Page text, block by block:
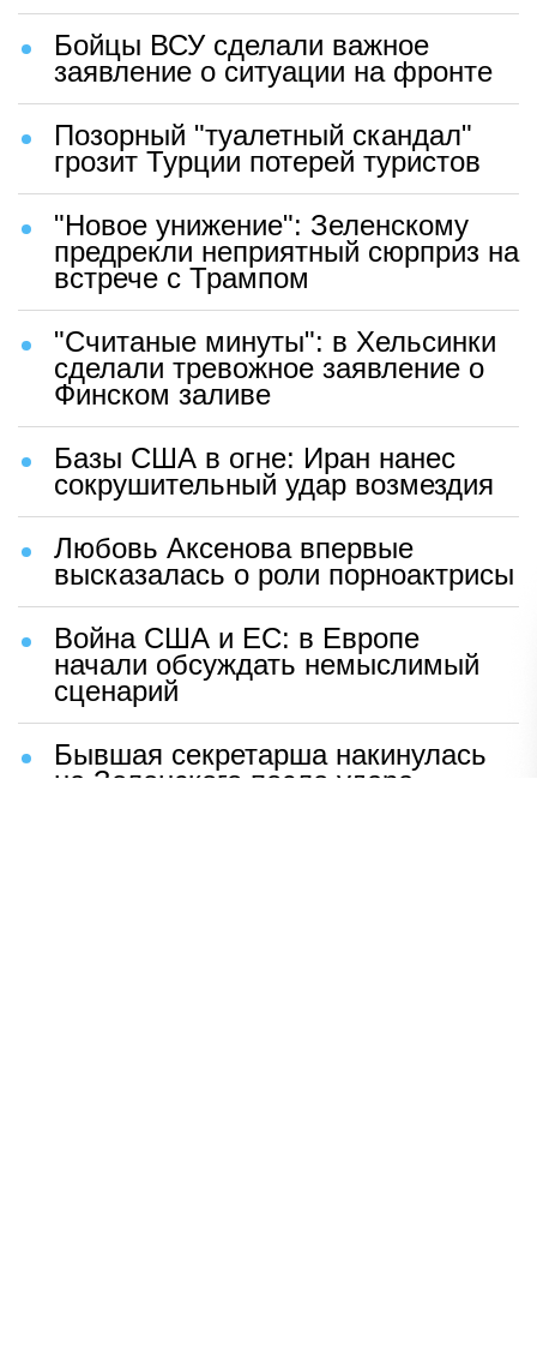
Бойцы ВСУ сделали важное
заявление о ситуации на фронте
Позорный "туалетный скандал"
грозит Турции потерей туристов
"Новое унижение": Зеленскому
предрекли неприятный сюрприз на
встрече с Трампом
"Считаные минуты": в Хельсинки
сделали тревожное заявление о
Финском заливе
Базы США в огне: Иран нанес
сокрушительный удар возмездия
Любовь Аксенова впервые
высказалась о роли порноактрисы
Война США и ЕС: в Европе
начали обсуждать немыслимый
сценарий
Бывшая секретарша накинулась
на Зеленского после удара